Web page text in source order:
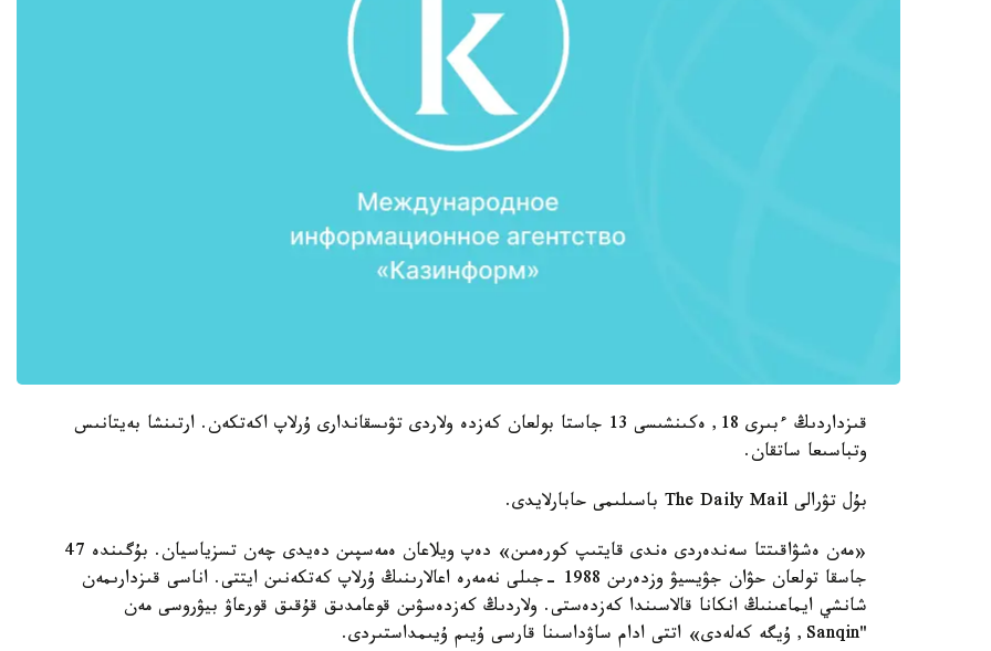
قىزداردىڭ ءبىرى 18, ەكىنشىسى 13 جاستا بولعان كەزدە ولاردى تۋىسقاندارى ۇرلاپ اكەتكەن. ارتىنشا بەيتانىس
وتباسىعا ساتقان.
بۇل تۋرالى The Daily Mail باسىلىمى حابارلايدى.
«مەن ەشۋاقىتتا سەندەردى ەندى قايتىپ كورەمىن» دەپ ويلاعان ەمەسپىن دەيدى چەن تسزياسيان. بۇگىندە 47
جاسقا تولعان حۋان جۋيسيۋ وزدەرىن 1988 -جىلى نەمەرە اعالارىنىڭ ۇرلاپ كەتكەنىن ايتتى. اناسى قىزدارىمەن
شانشي ايماعىنىڭ انكانا قالاسىندا كەزدەستى. ولاردىڭ كەزدەسۋىن قوعامدىق قۇقىق قورعاۋ بيۋروسى مەن
"Sanqin, ۇيگە كەلەدى» اتتى ادام ساۋداسىنا قارسى ۇيىم ۇيىمداستىردى.